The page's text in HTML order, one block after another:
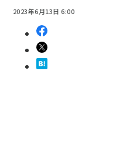
2023年6月13日 6:00